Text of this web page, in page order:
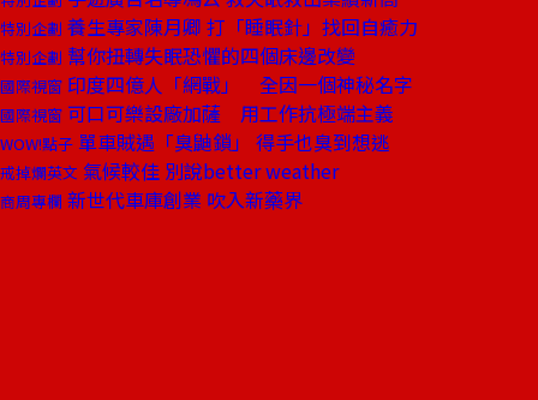
特別企劃 養生專家陳月卿 打「睡眠針」找回自癒力
特別企劃 幫你扭轉失眠恐懼的四個床邊改變
國際視窗 印度四億人「網戰」 全因一個神秘名字
國際視窗 可口可樂設廠加薩 用工作抗極端主義
WOW!點子 單車賊遇「臭鼬鎖」 得手也臭到想逃
戒掉爛英文 氣候較佳 別說better weather
商周專欄 新世代車庫創業 吹入新藥界